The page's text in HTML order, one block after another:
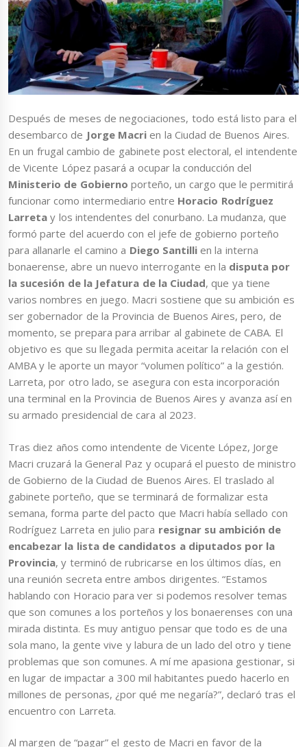
Después de meses de negociaciones, todo está listo para el
desembarco de Jorge Macrien la Ciudad de Buenos Aires.
En un frugal cambio de gabinete post electoral, el intendente
de Vicente López pasará a ocupar la conducción del
Ministerio de Gobierno porteño, un cargo que le permitirá
funcionar como intermediario entre Horacio Rodríguez
Larretay los intendentes del conurbano. La mudanza, que
formó parte del acuerdo con el jefe de gobierno porteño
para allanarle el camino a Diego Santillien la interna
bonaerense, abre un nuevo interrogante en la disputa por
la sucesión de la Jefatura de la Ciudad, que ya tiene
varios nombres en juego. Macri sostiene que su ambición es
ser gobernador de la Provincia de Buenos Aires, pero, de
momento, se prepara para arribar al gabinete de CABA. El
objetivo es que su llegada permita aceitar la relación con el
AMBA y le aporte un mayor “volumen político” a la gestión.
Larreta, por otro lado, se asegura con esta incorporación
una terminal en la Provincia de Buenos Aires y avanza así en
su armado presidencial de cara al 2023.
Tras diez años como intendente de Vicente López, Jorge
Macri cruzará la General Paz y ocupará el puesto de ministro
de Gobierno de la Ciudad de Buenos Aires. El traslado al
gabinete porteño, que se terminará de formalizar esta
semana, forma parte del pacto que Macri había sellado con
Rodríguez Larreta en julio para resignar su ambición de
encabezar la lista de candidatos a diputados por la
Provincia, y terminó de rubricarse en los últimos días, en
una reunión secreta entre ambos dirigentes. “Estamos
hablando con Horacio para ver si podemos resolver temas
que son comunes a los porteños y los bonaerenses con una
mirada distinta. Es muy antiguo pensar que todo es de una
sola mano, la gente vive y labura de un lado del otro y tiene
problemas que son comunes. A mí me apasiona gestionar, si
en lugar de impactar a 300 mil habitantes puedo hacerlo en
millones de personas, ¿por qué me negaría?”, declaró tras el
encuentro con Larreta.
Al margen de “pagar” el gesto de Macri en favor de la